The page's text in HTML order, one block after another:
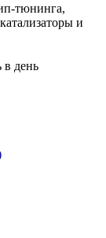
тюнинга,
и
в день